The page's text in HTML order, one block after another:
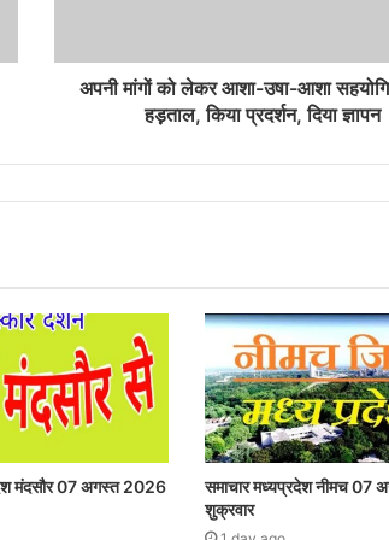
अपनी मांगों को लेकर आशा-उषा-आशा
हड़़ताल, किया प्रदर्शन, दिया ज्ञापन
मंदसौर 07 अगस्त 2026
समाचार मध्यप्रदेश नीमच 07
शुक्रवार